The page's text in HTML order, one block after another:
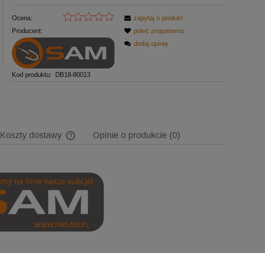
Ocena:
Producent:
Kod produktu: DB18-80013
zapytaj o produkt
poleć znajomemu
dodaj opinię
Koszty dostawy Opinie o produkcie (0)